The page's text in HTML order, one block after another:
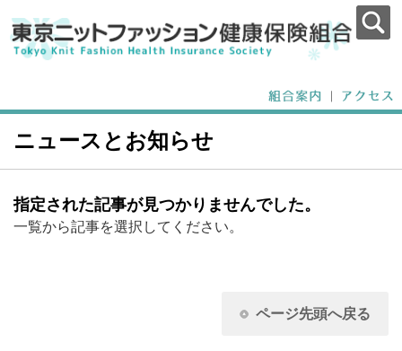
ニュースとお知らせ
指定された記事が見つかりませんでした。
一覧から記事を選択してください。
ページ先頭へ戻る